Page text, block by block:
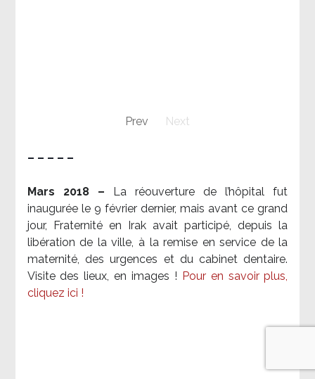
Prev Next
– – – – –
Mars 2018 –
La réouverture de l’hôpital fut
inaugurée le 9 février dernier, mais avant ce grand
jour, Fraternité en Irak avait participé, depuis la
libération de la ville, à la remise en service de la
maternité, des urgences et du cabinet dentaire.
Visite des lieux, en images ! Pour en savoir plus,
cliquez ici !